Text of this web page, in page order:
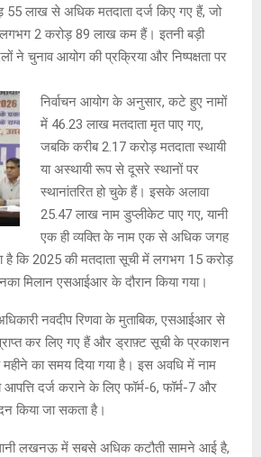
लाख से अधिक मतदाता दर्ज किए गए हैं, जो
2 करोड़ 89 लाख कम हैं। इतनी बड़ी
ने चुनाव आयोग की प्रक्रिया और निष्पक्षता पर
निर्वाचन आयोग के अनुसार, कटे हुए नामों
में 46.23 लाख मतदाता मृत पाए गए,
जबकि करीब 2.17 करोड़ मतदाता स्थायी
या अस्थायी रूप से दूसरे स्थानों पर
स्थानांतरित हो चुके हैं। इसके अलावा
25.47 लाख नाम डुप्लीकेट पाए गए, यानी
एक ही व्यक्ति के नाम एक से अधिक जगह
कि 2025 की मतदाता सूची में लगभग 15 करोड़
मिलान एसआईआर के दौरान किया गया।
नवदीप रिणवा के मुताबिक, एसआईआर से
कर लिए गए हैं और ड्राफ़्ट सूची के प्रकाशन
का समय दिया गया है। इस अवधि में नाम
दर्ज कराने के लिए फॉर्म-6, फॉर्म-7 और
किया जा सकता है।
लखनऊ में सबसे अधिक कटौती सामने आई है,